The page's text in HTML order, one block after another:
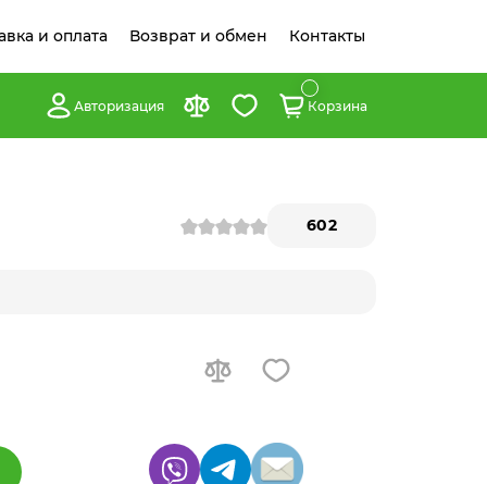
и оплата Возврат и обмен Контакты
Авторизация Корзина
602